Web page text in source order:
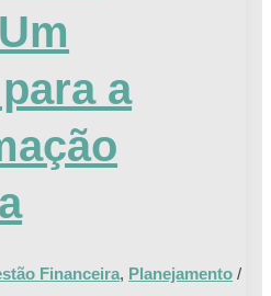
a
Financeira, Planejamento /